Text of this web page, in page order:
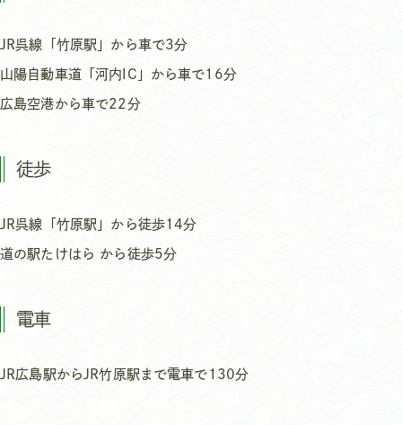
JR呉線「竹原駅」から車で3分
山陽自動車道「河内IC」から車で16分
広島空港から車で22分
徒歩
JR呉線「竹原駅」から徒歩14分
道の駅たけはら から徒歩5分
電車
JR広島駅からJR竹原駅まで電車で130分